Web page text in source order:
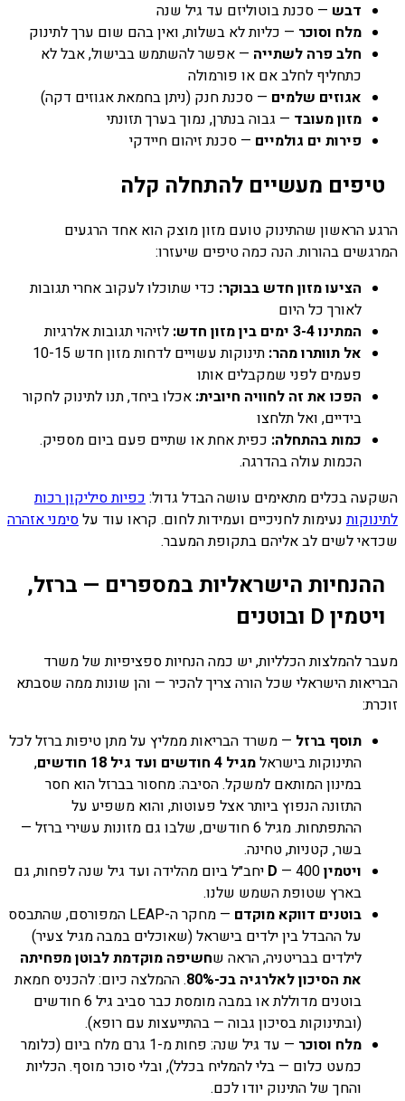
דבש — סכנת בוטוליזם עד גיל שנה
מלח וסוכר — כליות לא בשלות, ואין בהם שום ערך לתינוק
חלב פרה לשתייה — אפשר להשתמש בבישול, אבל לא
כתחליף לחלב אם או פורמולה
אגוזים שלמים — סכנת חנק (ניתן בחמאת אגוזים דקה)
מזון מעובד — גבוה בנתרן, נמוך בערך תזונתי
פירות ים גולמיים — סכנת זיהום חיידקי
טיפים מעשיים להתחלה קלה
הרגע הראשון שהתינוק טועם מזון מוצק הוא אחד הרגעים
המרגשים בהורות. הנה כמה טיפים שיעזרו:
הציעו מזון חדש בבוקר: כדי שתוכלו לעקוב אחרי תגובות
לאורך כל היום
המתינו 3-4 ימים בין מזון חדש:
לזיהוי תגובות אלרגיות
אל תוותרו מהר:
תינוקות עשויים לדחות מזון חדש 10-15
פעמים לפני שמקבלים אותו
הפכו את זה לחוויה חיובית: אכלו ביחד, תנו לתינוק לחקור
בידיים, ואל תלחצו
כמות בהתחלה: כפית אחת או שתיים פעם ביום מספיק.
הכמות עולה בהדרגה.
השקעה בכלים מתאימים עושה הבדל גדול: כפיות סיליקון רכות
לתינוקותנעימות לחניכיים ועמידות לחום. קראו עוד עלסימני אזהרה
שכדאי לשים לב אליהם בתקופת המעבר.
ההנחיות הישראליות במספרים — ברזל,
ויטמין D ובוטנים
מעבר להמלצות הכלליות, יש כמה הנחיות ספציפיות של משרד
הבריאות הישראלי שכל הורה צריך להכיר — והן שונות ממה שסבתא
זוכרת:
תוסף ברזל — משרד הבריאות ממליץ על מתן טיפות ברזל לכל
התינוקות בישראלמגיל 4 חודשים ועד גיל 18 חודשים
,
במינון המותאם למשקל. הסיבה: מחסור בברזל הוא חסר
התזונה הנפוץ ביותר אצל פעוטות, והוא משפיע על
ההתפתחות. מגיל 6 חודשים, שלבו גם מזונות עשירי ברזל —
בשר, קטניות, טחינה.
ויטמין D
— 400 יחב״ל ביום מהלידה ועד גיל שנה לפחות, גם
בארץ שטופת השמש שלנו.
בוטנים דווקא מוקדם
— מחקר ה-LEAP המפורסם, שהתבסס
על ההבדל בין ילדים בישראל (שאוכלים במבה מגיל צעיר)
לילדים בבריטניה, הראה שחשיפה מוקדמת לבוטן מפחיתה
את הסיכון לאלרגיה בכ-80%
. ההמלצה כיום: להכניס חמאת
בוטנים מדוללת או במבה מומסת כבר סביב גיל 6 חודשים
(ובתינוקות בסיכון גבוה — בהתייעצות עם רופא).
מלח וסוכר
— עד גיל שנה: פחות מ-1 גרם מלח ביום (כלומר
כמעט כלום — בלי להמליח בכלל), ובלי סוכר מוסף. הכליות
והחך של התינוק יודו לכם.